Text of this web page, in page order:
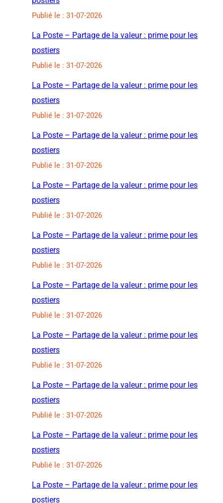
Publié le : 31-07-2026
La Poste – Partage de la valeur : prime pour les
postiers
Publié le : 31-07-2026
La Poste – Partage de la valeur : prime pour les
postiers
Publié le : 31-07-2026
La Poste – Partage de la valeur : prime pour les
postiers
Publié le : 31-07-2026
La Poste – Partage de la valeur : prime pour les
postiers
Publié le : 31-07-2026
La Poste – Partage de la valeur : prime pour les
postiers
Publié le : 31-07-2026
La Poste – Partage de la valeur : prime pour les
postiers
Publié le : 31-07-2026
La Poste – Partage de la valeur : prime pour les
postiers
Publié le : 31-07-2026
La Poste – Partage de la valeur : prime pour les
postiers
Publié le : 31-07-2026
La Poste – Partage de la valeur : prime pour les
postiers
Publié le : 31-07-2026
La Poste – Partage de la valeur : prime pour les
postiers